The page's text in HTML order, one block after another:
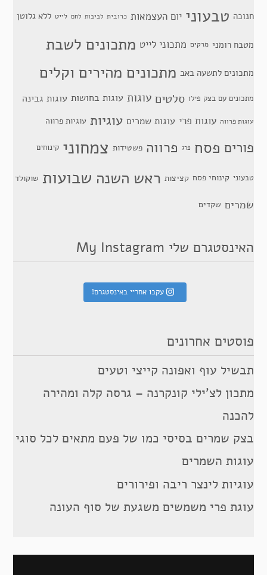
חנוכה טבעוני יום העצמאות כרובית לביבות לחם לייט ללא גלוטן
מטבח רומני מרקים מתכוני לייט מתכונים לשבת
מתכונים לתשעה באב מתכונים מהירים וקלים
מתכונים עם בצק פילו סלטים עוגות עוגות בחושות עוגות גבינה
עוגות פרווה עוגות פרי עוגות שמרים עוגיות עוגיות פרווה
פורים פסח פרג פרווה פשטידות צמחוני קינוחים
טבעוני קינוחי פסח קציצות ראש השנה שבועות שוקולד
שמרים שקדים
האינסטגרם שלי My Instagram
עקבו אחריי באינסטגרם!
פוסטים אחרונים
תבשיל עוף ואפונה קייצי וטעים
מתכון לצ’ילי קונקרנה – גרסה קלה ומהירה
להכנה
בצק שמרים בסיסי כמו של פעם מתאים לכל סוגי
עוגות השמרים
עוגיות לינצר ריבה ופירורים
עוגת פרי משמשים משגעת של סוף העונה